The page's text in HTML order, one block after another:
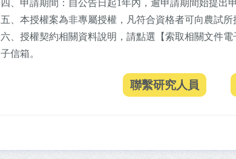
四、申請期間：自公告日起1年內，逾申請期間始提出
五、本授權案為非專屬授權，凡符合資格者可向農試
六、授權契約相關資料說明，請點選【索取相關文件
子信箱。